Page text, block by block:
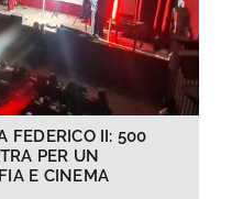
FEDERICO II: 500
PER UN
E CINEMA